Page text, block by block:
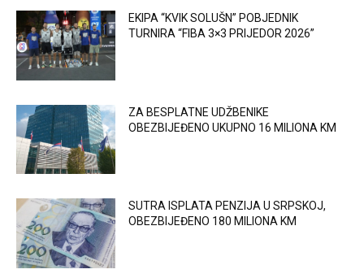
EKIPA “KVIK SOLUŠN” POBJEDNIK
TURNIRA “FIBA 3×3 PRIJEDOR 2026”
ZA BESPLATNE UDŽBENIKE
OBEZBIJEĐENO UKUPNO 16 MILIONA KM
SUTRA ISPLATA PENZIJA U SRPSKOJ,
OBEZBIJEĐENO 180 MILIONA KM